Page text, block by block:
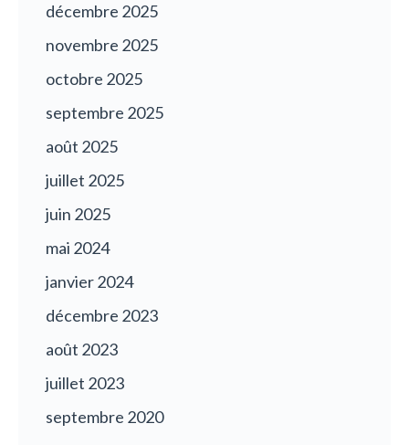
décembre 2025
novembre 2025
octobre 2025
septembre 2025
août 2025
juillet 2025
juin 2025
mai 2024
janvier 2024
décembre 2023
août 2023
juillet 2023
septembre 2020